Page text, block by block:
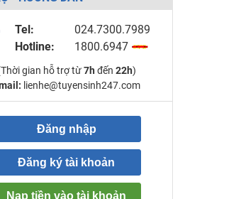
Tel:
024.7300.7989
Hotline:
1800.6947
gian hỗ trợ từ7h đến 22h)
lienhe@tuyensinh247.com
Đăng nhập
Đăng ký tài khoản
Nạp tiền vào tài khoản